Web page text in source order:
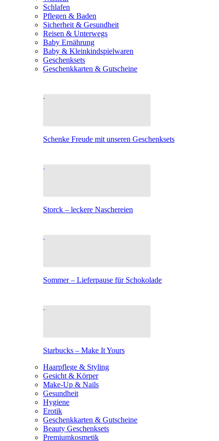
Schlafen
Pflegen & Baden
Sicherheit & Gesundheit
Reisen & Unterwegs
Baby Ernährung
Baby & Kleinkindspielwaren
Geschenksets
Geschenkkarten & Gutscheine
Schenke Freude mit unseren Geschenksets
Storck – leckere Naschereien
Sommer – Lieferpause für Schokolade
Starbucks – Make It Yours
Haarpflege & Styling
Gesicht & Körper
Make-Up & Nails
Gesundheit
Hygiene
Erotik
Geschenkkarten & Gutscheine
Beauty Geschenksets
Premiumkosmetik